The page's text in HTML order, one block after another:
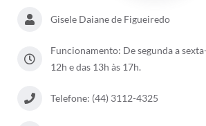
Gisele Daiane de Figueiredo
Funcionamento: De segunda a
12h e das 13h às 17h.
Telefone: (44) 3112-4325